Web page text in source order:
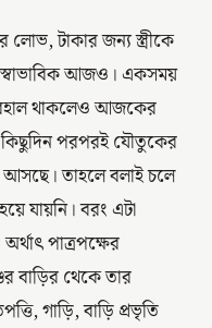
লোভ, টাকার জন্য স্ত্রীকে
স্বাভাবিক আজও। একসময়
থাকলেও আজকের
কিছুদিন পরপরই যৌতুকের
আসছে। তাহলে বলাই চলে
যায়নি। বরং এটা
পাত্রপক্ষের
বাড়ির থেকে তার
গাড়ি, বাড়ি প্রভৃতি